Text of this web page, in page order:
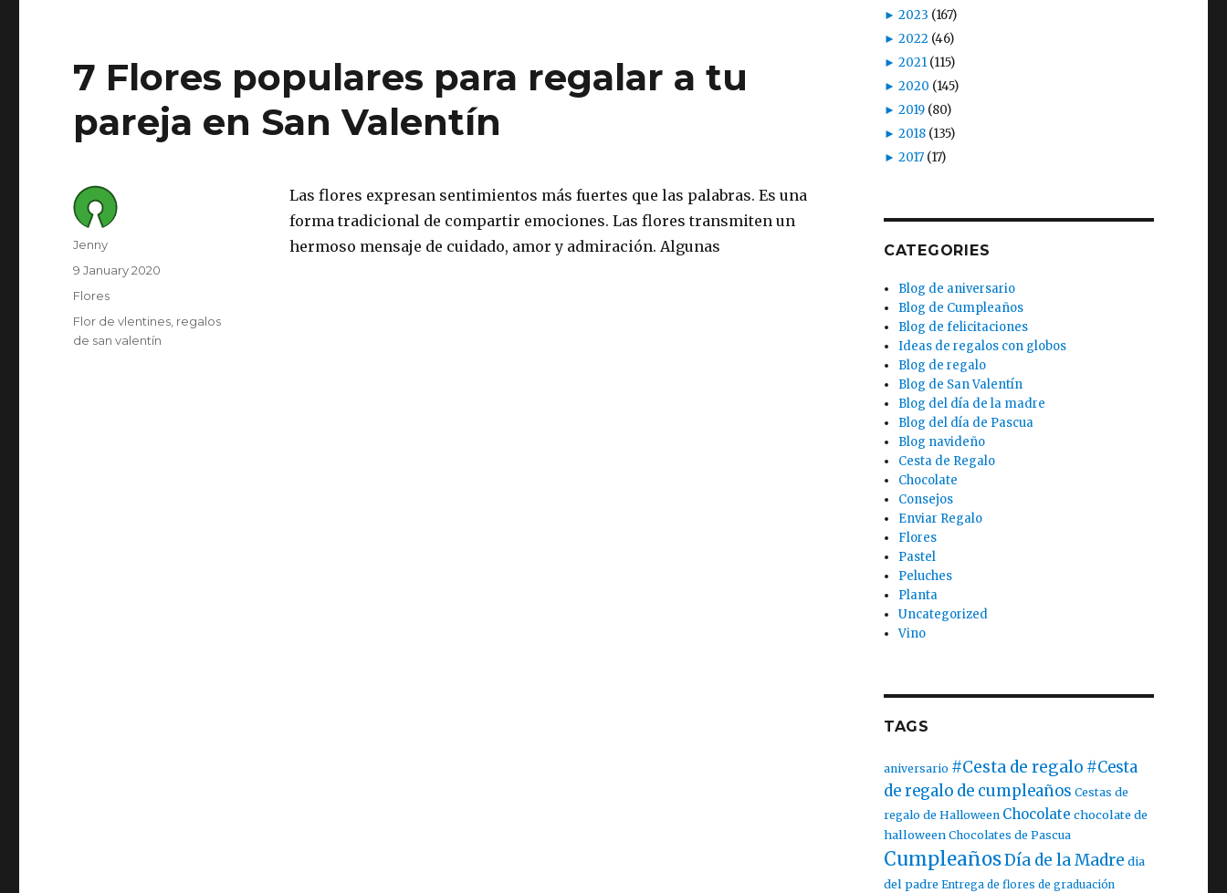
7 Flores populares para regalar a tu
pareja en San Valentín
Las flores expresan sentimientos más fuertes que las palabras. Es una
forma tradicional de compartir emociones. Las flores transmiten un
hermoso mensaje de cuidado, amor y admiración. Algunas
Author
Jenny
Posted
on
9 January 2020
Category
Flores
Tags
Flor de vlentines regalos
de san valentín
► 2023 (167)
► 2022 (46)
► 2021 (115)
► 2020 (145)
► 2019 (80)
► 2018 (135)
► 2017 (17)
CATEGORIES
Blog de aniversario
Blog de Cumpleaños
Blog de felicitaciones
Ideas de regalos con globos
Blog de regalo
Blog de San Valentín
Blog del día de la madre
Blog del día de Pascua
Blog navideño
Cesta de Regalo
Chocolate
Consejos
Enviar Regalo
Flores
Pastel
Peluches
Planta
Uncategorized
Vino
TAGS
aniversario #Cesta de regalo #Cesta
de regalo de cumpleaños Cestas de
regalo de Halloween Chocolate chocolate de
halloween Chocolates de Pascua
CumpleañosDía de la Madre dia
del padre Entrega de flores de graduación